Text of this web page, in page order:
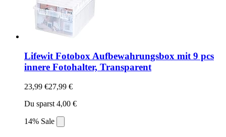
Lifewit Fotobox Aufbewahrungsbox mit 9 pcs
innere Fotohalter, Transparent
23,99 €27,99 €
Du sparst 4,00 €
14% Sale